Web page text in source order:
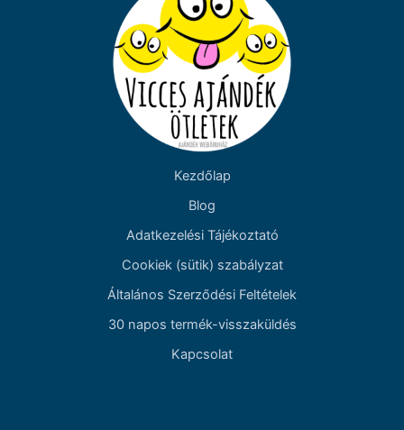
Kezdőlap
Blog
Adatkezelési Tájékoztató
Cookiek (sütik) szabályzat
Általános Szerződési Feltételek
30 napos termék-visszaküldés
Kapcsolat